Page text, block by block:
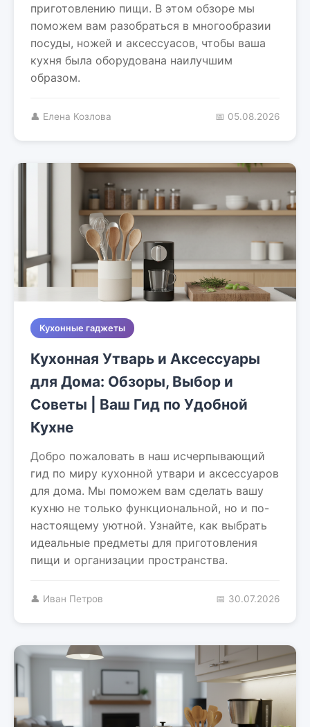
приготовлению пищи. В этом обзоре мы
поможем вам разобраться в многообразии
посуды, ножей и аксессуасов, чтобы ваша
кухня была оборудована наилучшим
образом.
👤 Елена Козлова 📅 05.08.2026
Кухонные гаджеты
Кухонная Утварь и Аксессуары
для Дома: Обзоры, Выбор и
Советы | Ваш Гид по Удобной
Кухне
Добро пожаловать в наш исчерпывающий
гид по миру кухонной утвари и аксессуаров
для дома. Мы поможем вам сделать вашу
кухню не только функциональной, но и по-
настоящему уютной. Узнайте, как выбрать
идеальные предметы для приготовления
пищи и организации пространства.
👤 Иван Петров 📅 30.07.2026